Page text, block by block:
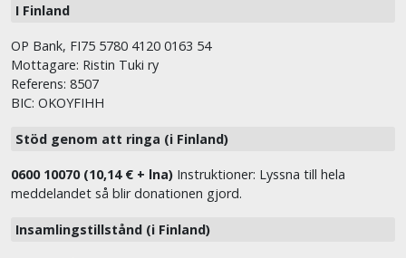
I Finland
OP Bank, FI75 5780 4120 0163 54
Mottagare: Ristin Tuki ry
Referens: 8507
BIC: OKOYFIHH
Stöd genom att ringa (i Finland)
0600 10070 (10,14 € + lna) Instruktioner: Lyssna till hela
meddelandet så blir donationen gjord.
Insamlingstillstånd (i Finland)